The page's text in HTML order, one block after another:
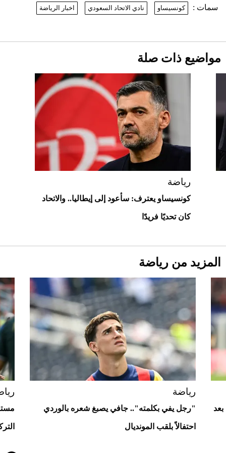
أغلى 10 عطور في العالم للرجال تمنحك فخامة
استثنائية
Aston Martin Valiant: على هوى الأبطال
قبل ليلة النزال.. اكتمال وزن أبطال "The
Comeback" في جدة (فيديو)
2026-07-25
"بوجاتي ميسترال" الاستثنائية للبيع في
مزاد مونتيري
2026-07-23
سمات : كونسيساو نادي الاتحاد السعودي اخبار الرياضة
مواضيع ذات صلة
رياضة
كونسيساو يعترف: سأعود إلى إيطاليا.. والاتحاد
كان تحديًا فريدًا
المزيد من رياضة
رياضة
"رجل يفي بكلمته".. جافي يصبغ شعره بالوردي
احتفالاً بلقب المونديال